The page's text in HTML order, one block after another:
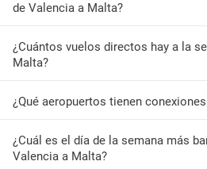
de Valencia a Malta?
¿Cuántos vuelos directos hay a la
Malta?
¿Qué aeropuertos tienen
¿Cuál es el día de la semana más
Valencia a Malta?